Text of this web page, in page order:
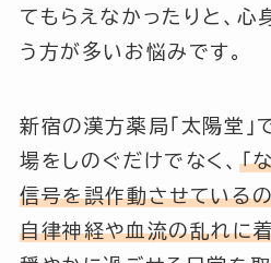
てもらえなかったりと、心
う方が多いお悩みです。
新宿の漢方薬局「太陽堂」
場をしのぐだけでなく、 「
信号を誤作動させている
自律神経や血流の乱れに